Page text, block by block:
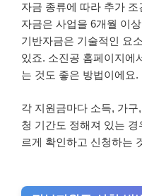
자금 종류에 따라 추가
자금은 사업을 6개월 이
기반자금은 기술적인 요
있죠. 소진공 홈페이지에
는 것도 좋은 방법이에요.
각 지원금마다 소득, 가
청 기간도 정해져 있는
르게 확인하고 신청하는